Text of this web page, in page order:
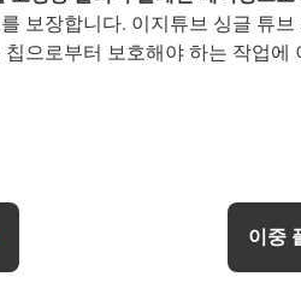
보장합니다. 이지튜브 싱글 튜
으로부터 보호해야 하는 작업에
이중